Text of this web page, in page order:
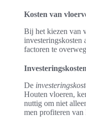
Kosten van
Bij het kiezen van
investeringskosten
factoren te
Investeringskosten
De
Houten vloeren,
nuttig om niet
men profiteren van